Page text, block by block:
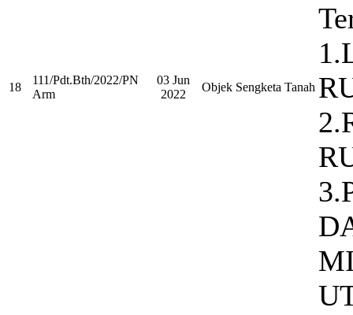
18
111/Pdt.Bth/2022/PN
Arm
03 Jun
2022
Objek Sengketa Tanah